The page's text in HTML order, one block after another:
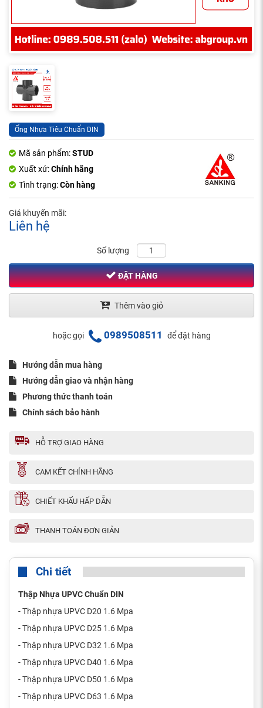
Ống Nhựa Tiêu Chuẩn DIN
Mã sản phẩm:STUD
Xuất xứ:Chính hãng
Tình trạng:Còn hàng
Giá khuyến mãi:
Liên hệ
Số lượng
ĐẶT HÀNG
Thêm vào giỏ
hoặc gọi 0989508511 để đặt hàng
Hướng dẫn mua hàng
Hướng dẫn giao và nhận hàng
Phương thức thanh toán
Chính sách bảo hành
HỖ TRỢ GIAO HÀNG
CAM KẾT CHÍNH HÃNG
CHIẾT KHẤU HẤP DẪN
THANH TOÁN ĐƠN GIẢN
Chi tiết
Thập Nhựa UPVC Chuẩn DIN
- Thập nhựa UPVC D20 1.6 Mpa
- Thập nhựa UPVC D25 1.6 Mpa
- Thập nhựa UPVC D32 1.6 Mpa
- Thập nhựa UPVC D40 1.6 Mpa
- Thập nhựa UPVC D50 1.6 Mpa
- Thập nhựa UPVC D63 1.6 Mpa